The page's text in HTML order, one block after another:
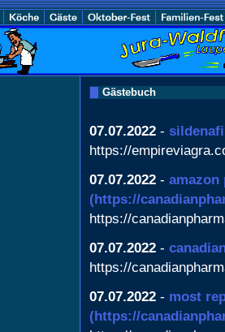
Gästebuch
07.07.2022 -
https://
07.07.2022 - amazon
(https://
https://
07.07.2022 -
https://
07.07.2022 - most
(https://